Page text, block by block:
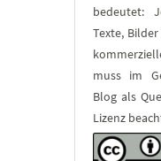
bedeutet:
Texte,
muss im
Blog als
Lizenz